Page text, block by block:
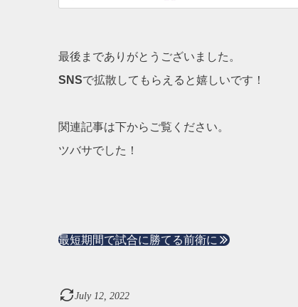
最後までありがとうございました。
SNSで拡散してもらえると嬉しいです！
関連記事は下からご覧ください。
ツバサでした！
最短期間で試合に勝てる前衛に
July 12 ,2022